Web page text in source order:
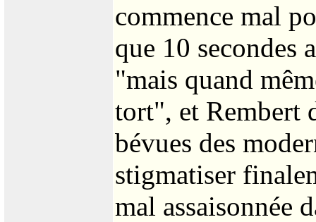
commence mal
que 10 secondes
"mais quand
tort", et Rembert
bévues des
stigmatiser
mal assaisonnée